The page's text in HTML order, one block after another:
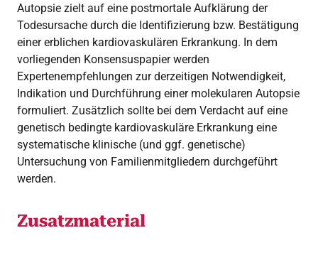
Autopsie zielt auf eine postmortale Aufklärung der
Todesursache durch die Identifizierung bzw. Bestätigung
einer erblichen kardiovaskulären Erkrankung. In dem
vorliegenden Konsensuspapier werden
Expertenempfehlungen zur derzeitigen Notwendigkeit,
Indikation und Durchführung einer molekularen Autopsie
formuliert. Zusätzlich sollte bei dem Verdacht auf eine
genetisch bedingte kardiovaskuläre Erkrankung eine
systematische klinische (und ggf. genetische)
Untersuchung von Familienmitgliedern durchgeführt
werden.
Zusatzmaterial